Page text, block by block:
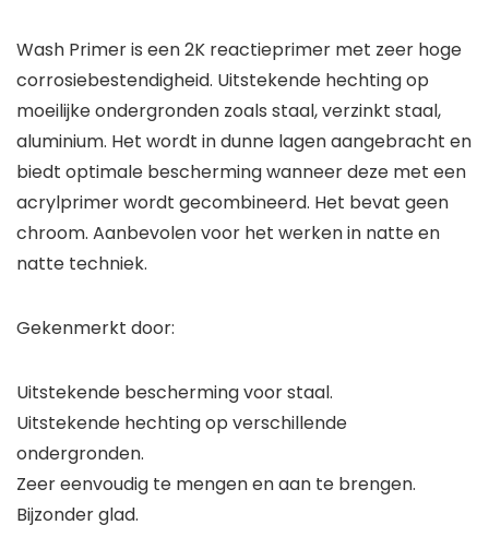
Wash Primer is een 2K reactieprimer met zeer hoge
corrosiebestendigheid. Uitstekende hechting op
moeilijke ondergronden zoals staal, verzinkt staal,
aluminium. Het wordt in dunne lagen aangebracht en
biedt optimale bescherming wanneer deze met een
acrylprimer wordt gecombineerd. Het bevat geen
chroom. Aanbevolen voor het werken in natte en
natte techniek.
Gekenmerkt door:
Uitstekende bescherming voor staal.
Uitstekende hechting op verschillende
ondergronden.
Zeer eenvoudig te mengen en aan te brengen.
Bijzonder glad.